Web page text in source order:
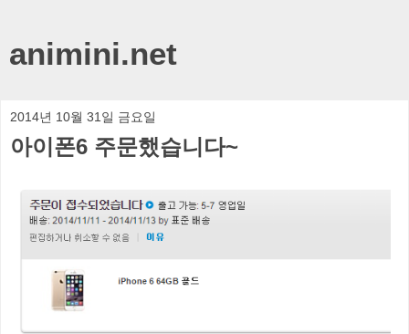
animini.net
2014년 10월 31일 금요일
아이폰6 주문했습니다~